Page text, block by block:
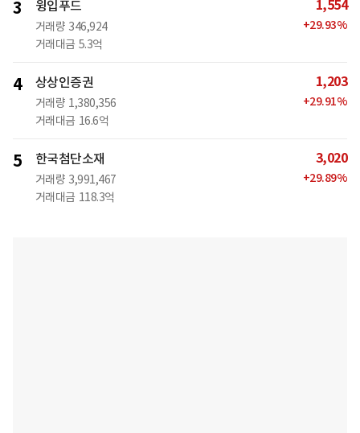
3 윙입푸드
거래량 346,924
거래대금 5.3억
1,554
+29.93%
4 상상인증권
거래량 1,380,356
거래대금 16.6억
1,203
+29.91%
5 한국첨단소재
거래량 3,991,467
거래대금 118.3억
3,020
+29.89%